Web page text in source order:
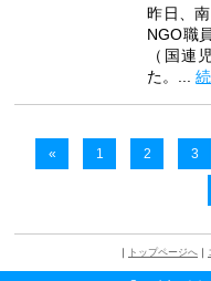
昨日、
NGO職
（国連
た。...
« 1 2 3
｜ トップページへ ｜